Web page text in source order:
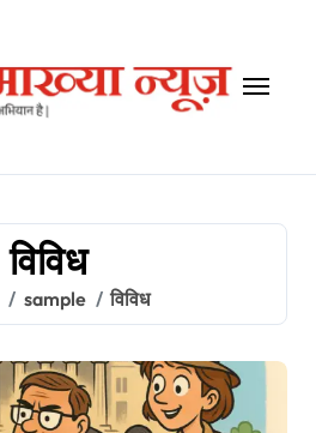
विविध
sample विविध